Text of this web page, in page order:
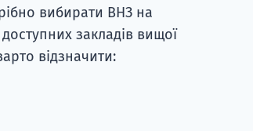
вибирати ВНЗ на
закладів вищої
відзначити: